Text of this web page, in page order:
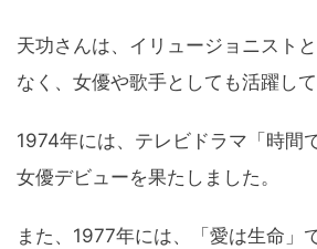
天功さんは、イリュージョニスト
なく、女優や歌手としても活躍して
1974年には、テレビドラマ「時間
女優デビューを果たしました。
また、1977年には、「愛は生命」